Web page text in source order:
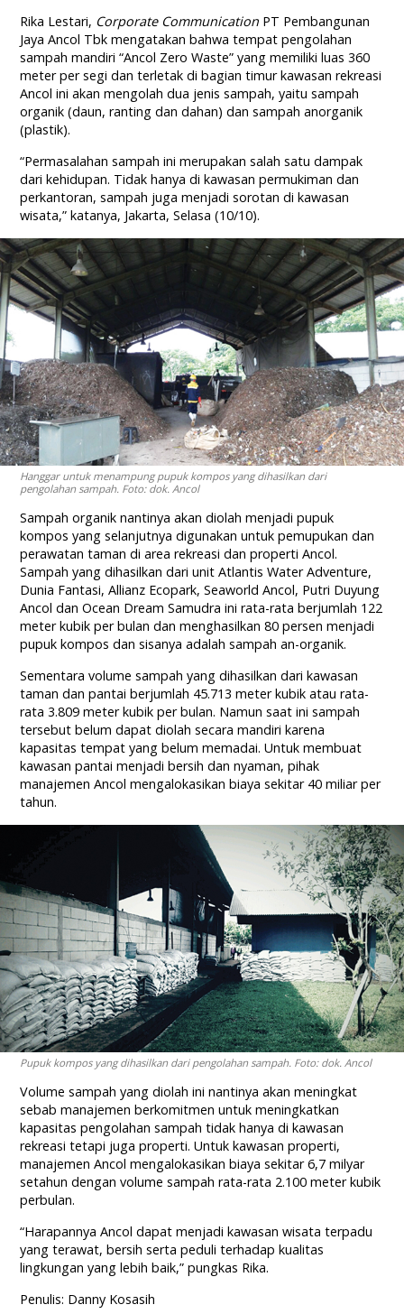
Rika Lestari, Corporate Communication PT Pembangunan
Jaya Ancol Tbk mengatakan bahwa tempat pengolahan
sampah mandiri “Ancol Zero Waste” yang memiliki luas 360
meter per segi dan terletak di bagian timur kawasan rekreasi
Ancol ini akan mengolah dua jenis sampah, yaitu sampah
organik (daun, ranting dan dahan) dan sampah anorganik
(plastik).
“Permasalahan sampah ini merupakan salah satu dampak
dari kehidupan. Tidak hanya di kawasan permukiman dan
perkantoran, sampah juga menjadi sorotan di kawasan
wisata,” katanya, Jakarta, Selasa (10/10).
Hanggar untuk menampung pupuk kompos yang dihasilkan dari
pengolahan sampah. Foto: dok. Ancol
Sampah organik nantinya akan diolah menjadi pupuk
kompos yang selanjutnya digunakan untuk pemupukan dan
perawatan taman di area rekreasi dan properti Ancol.
Sampah yang dihasilkan dari unit Atlantis Water Adventure,
Dunia Fantasi, Allianz Ecopark, Seaworld Ancol, Putri Duyung
Ancol dan Ocean Dream Samudra ini rata-rata berjumlah 122
meter kubik per bulan dan menghasilkan 80 persen menjadi
pupuk kompos dan sisanya adalah sampah an-organik.
Sementara volume sampah yang dihasilkan dari kawasan
taman dan pantai berjumlah 45.713 meter kubik atau rata-
rata 3.809 meter kubik per bulan. Namun saat ini sampah
tersebut belum dapat diolah secara mandiri karena
kapasitas tempat yang belum memadai. Untuk membuat
kawasan pantai menjadi bersih dan nyaman, pihak
manajemen Ancol mengalokasikan biaya sekitar 40 miliar per
tahun.
Pupuk kompos yang dihasilkan dari pengolahan sampah. Foto: dok. Ancol
Volume sampah yang diolah ini nantinya akan meningkat
sebab manajemen berkomitmen untuk meningkatkan
kapasitas pengolahan sampah tidak hanya di kawasan
rekreasi tetapi juga properti. Untuk kawasan properti,
manajemen Ancol mengalokasikan biaya sekitar 6,7 milyar
setahun dengan volume sampah rata-rata 2.100 meter kubik
perbulan.
“Harapannya Ancol dapat menjadi kawasan wisata terpadu
yang terawat, bersih serta peduli terhadap kualitas
lingkungan yang lebih baik,” pungkas Rika.
Penulis: Danny Kosasih